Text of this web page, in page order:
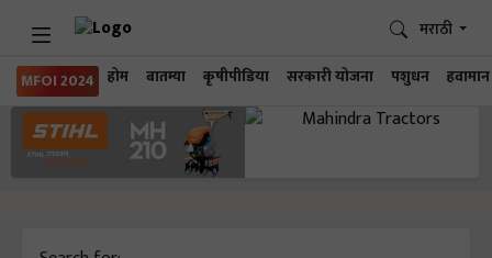
MFOI 2024 होम बातम्या कृषीपीडिया सरकारी योजना पशुधन हवामान
मराठी